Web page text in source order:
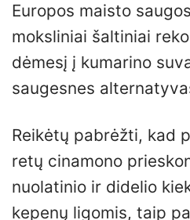
Europos maisto
moksliniai šaltiniai
dėmesį į kumarino
saugesnes
Reikėtų pabrėžti, kad
retų cinamono
nuolatinio ir didelio
kepenų ligomis, taip